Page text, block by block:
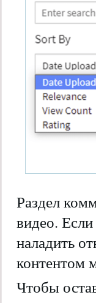
Раздел
видео.
наладить
контентом
Чтобы